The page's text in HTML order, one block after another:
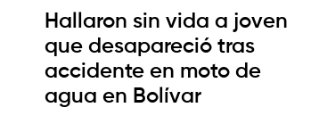
Hallaron sin vida a joven
que desapareció tras
accidente en moto de
agua en Bolívar